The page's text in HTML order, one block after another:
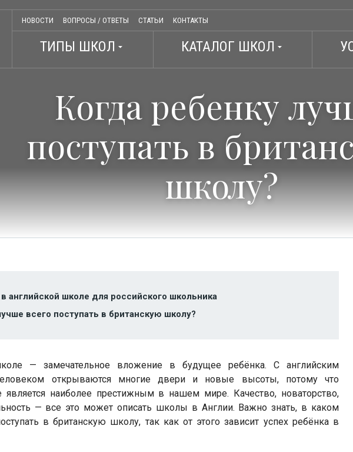
ТИПЫ ШКОЛ arrow_drop_down КАТАЛОГ ШКОЛ arrow_drop_down
НОВОСТИ ВОПРОСЫ / ОТВЕТЫ СТАТЬИ КОНТАКТЫ
Когда ребенку
поступать в
школу?
английской школе для российского школьника
всего поступать в британскую школу?
— замечательное вложение в будущее ребёнка. С английским
открываются многие двери и новые высоты, потому что
является наиболее престижным в нашем мире. Качество, новаторство,
— все это может описать школы в Англии. Важно знать, в каком
в британскую школу, так как от этого зависит успех ребёнка в